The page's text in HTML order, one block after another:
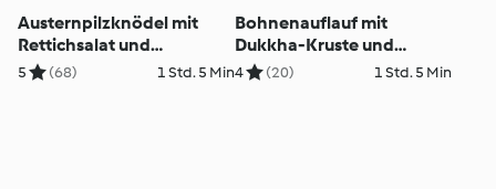
Austernpilzknödel mit
Rettichsalat und
Teriyakisauce
5 (68) 1 Std. 5 Min
Bohnenauflauf mit
Dukkha-Kruste und
Limettenjoghurt
4 (20) 1 Std. 5 Min